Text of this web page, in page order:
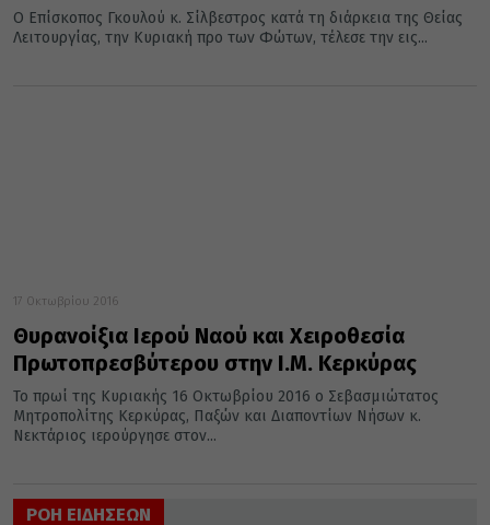
Ο Επίσκοπος Γκουλού κ. Σίλβεστρος κατά τη διάρκεια της Θείας
Λειτουργίας, την Κυριακή προ των Φώτων, τέλεσε την εις...
17 Οκτωβρίου 2016
Θυρανοίξια Ιερού Ναού και Χειροθεσία
Πρωτοπρεσβύτερου στην Ι.Μ. Κερκύρας
Το πρωί της Κυριακής 16 Οκτωβρίου 2016 ο Σεβασμιώτατος
Μητροπολίτης Κερκύρας, Παξών και Διαποντίων Νήσων κ.
Νεκτάριος ιερούργησε στον...
ΡΟΗ ΕΙΔΗΣΕΩΝ